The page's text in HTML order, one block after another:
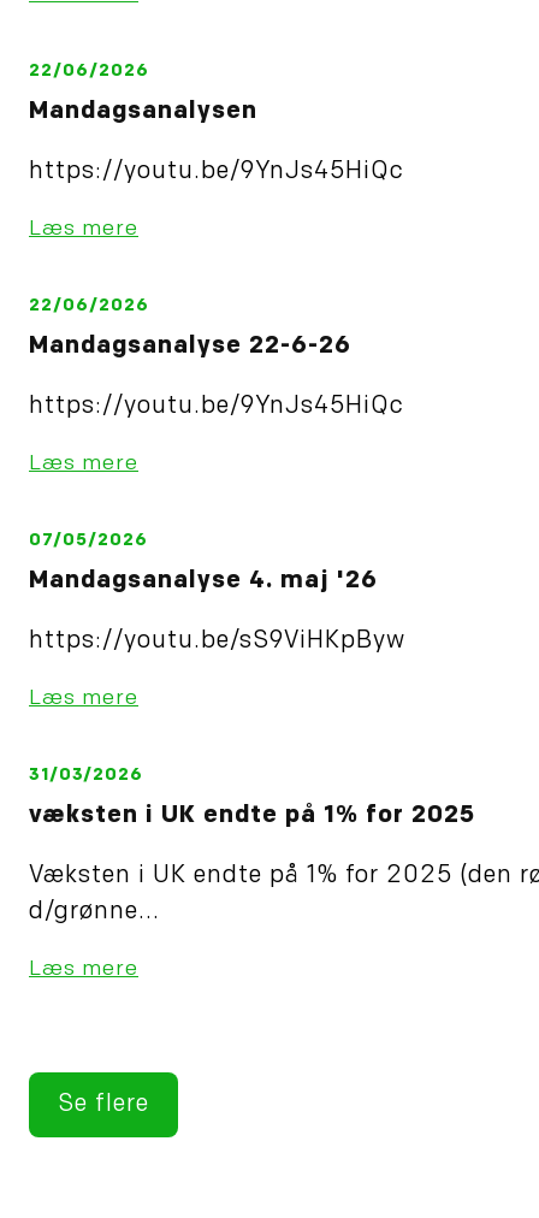
22/06/2026
Mandagsanalysen
https://youtu.be/9YnJs45HiQc
Læs mere
22/06/2026
Mandagsanalyse 22-6-26
https://youtu.be/9YnJs45HiQc
Læs mere
07/05/2026
Mandagsanalyse 4. maj '26
https://youtu.be/sS9ViHKpByw
Læs mere
31/03/2026
væksten i UK endte på 1% for 2025
Væksten i UK endte på 1% for 2025 (den
d/grønne...
Læs mere
Se flere